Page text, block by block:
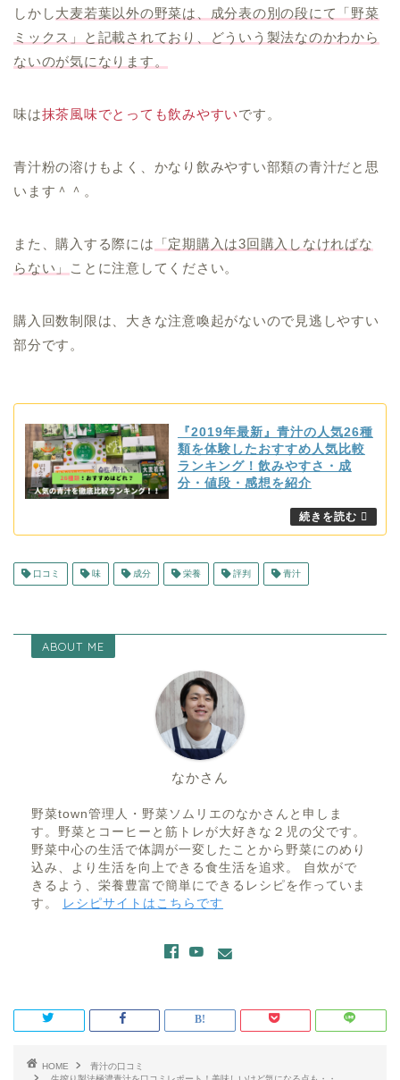
しかし大麦若葉以外の野菜は、成分表の別の段にて「野菜
ミックス」と記載されており、どういう製法なのかわから
ないのが気になります。
味は抹茶風味でとっても飲みやすいです。
青汁粉の溶けもよく、かなり飲みやすい部類の青汁だと思
います＾＾。
また、購入する際には 「定期購入は3回購入しなければな
らない」
ことに注意してください。
購入回数制限は、大きな注意喚起がないので見逃しやすい
部分です。
『2019年最新』青汁の人気26種
類を体験したおすすめ人気比較
ランキング！飲みやすさ・成
分・値段・感想を紹介
口コミ 味 成分 栄養 評判 青汁
ABOUT ME
なかさん
野菜town管理人・野菜ソムリエのなかさんと申しま
す。野菜とコーヒーと筋トレが大好きな２児の父です。
野菜中心の生活で体調が一変したことから野菜にのめり
込み、より生活を向上できる食生活を追求。 自炊がで
きるよう、栄養豊富で簡単にできるレシピを作っていま
す。
レシピサイトはこちらです
HOME
青汁の口コミ